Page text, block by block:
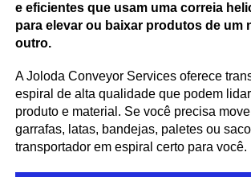
e eficientes que usam uma correia
para elevar ou baixar produtos de um
outro.
A Joloda Conveyor Services oferece
espiral de alta qualidade que podem
produto e material. Se você precisa
garrafas, latas, bandejas, paletes ou
transportador em espiral certo para você.